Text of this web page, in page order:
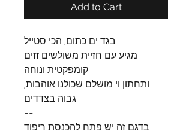
Add to Cart
מגיע עם חזיית משולשים זזים
ותחתון וי מושלם שכולנו אוהבות,
גבוה בצדדים!
--